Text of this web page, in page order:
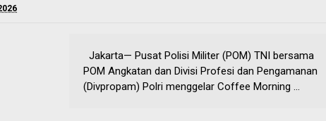
Jakarta— Pusat Polisi Militer (POM) TNI bersama
POM Angkatan dan Divisi Profesi dan Pengamanan
(Divpropam) Polri menggelar Coffee Morning ...